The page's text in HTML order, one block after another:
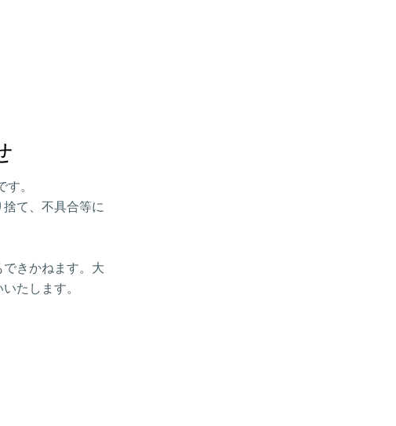
。
て、不具合等に
きかねます。大
たします。